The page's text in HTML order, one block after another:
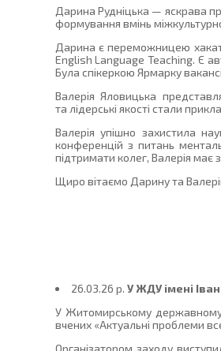
Дарина Рудніцька — яскрава
формування вмінь
Дарина є переможницею
English Language Teaching. Є
Була спікеркою Ярмарку
Валерія Яловицька
та лідерські якості стали
Валерія упішно захистила
конференцій з питань
підтримати колег, Валерія має
Щиро вітаємо Дарину та
26.03.26 p. У ЖДУ імені
У Житомирському державному
вчених «Актуальні проблеми